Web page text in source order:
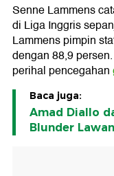
Senne Lammens
di Liga Inggris
Lammens pimpin
dengan 88,9
perihal pencegahan
Baca juga:
Amad Diallo
Blunder